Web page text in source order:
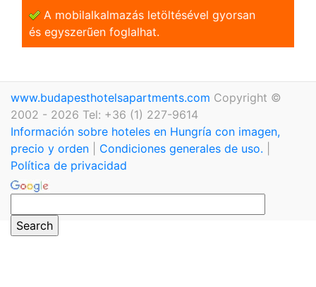
A mobilalkalmazás letöltésével gyorsan
és egyszerũen foglalhat.
www.budapesthotelsapartments.com Copyright ©
2002 - 2026 Tel: +36 (1) 227-9614
Información sobre hoteles en Hungría con imagen,
precio y orden
Condiciones generales de uso.
Política de privacidad